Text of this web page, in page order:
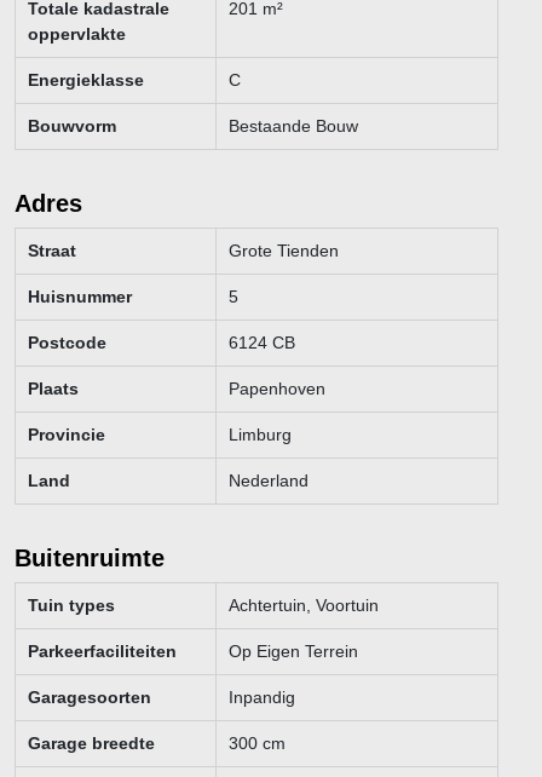
Totale kadastrale
oppervlakte
201 m²
Energieklasse C
Bouwvorm Bestaande Bouw
Adres
Straat Grote Tienden
Huisnummer 5
Postcode 6124 CB
Plaats Papenhoven
Provincie Limburg
Land Nederland
Buitenruimte
Tuin types Achtertuin, Voortuin
Parkeerfaciliteiten Op Eigen Terrein
Garagesoorten Inpandig
Garage breedte 300 cm